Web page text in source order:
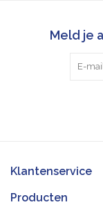
Meld je
Klantenservice
Producten